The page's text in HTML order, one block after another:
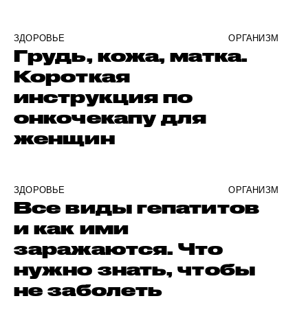
ЗДОРОВЬЕ ОРГАНИЗМ
Грудь, кожа, матка.
Короткая
инструкция по
онкочекапу для
женщин
ЗДОРОВЬЕ ОРГАНИЗМ
Все виды гепатитов
и как ими
заражаются. Что
нужно знать, чтобы
не заболеть